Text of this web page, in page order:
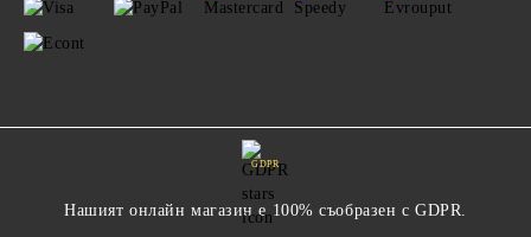
GDPR
Нашият онлайн магазин е 100% съобразен с GDPR.